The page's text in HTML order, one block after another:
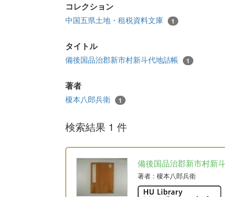
コレクション
中国五県土地・租税資料文庫 1
タイトル
備後国品治郡新市村新斗代地詰帳 1
著者
榎本八郎兵衛 1
検索結果 1 件
備後国品治郡新市村新
著者 : 榎本八郎兵衛